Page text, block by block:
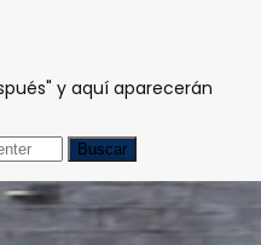
y aquí aparecerán